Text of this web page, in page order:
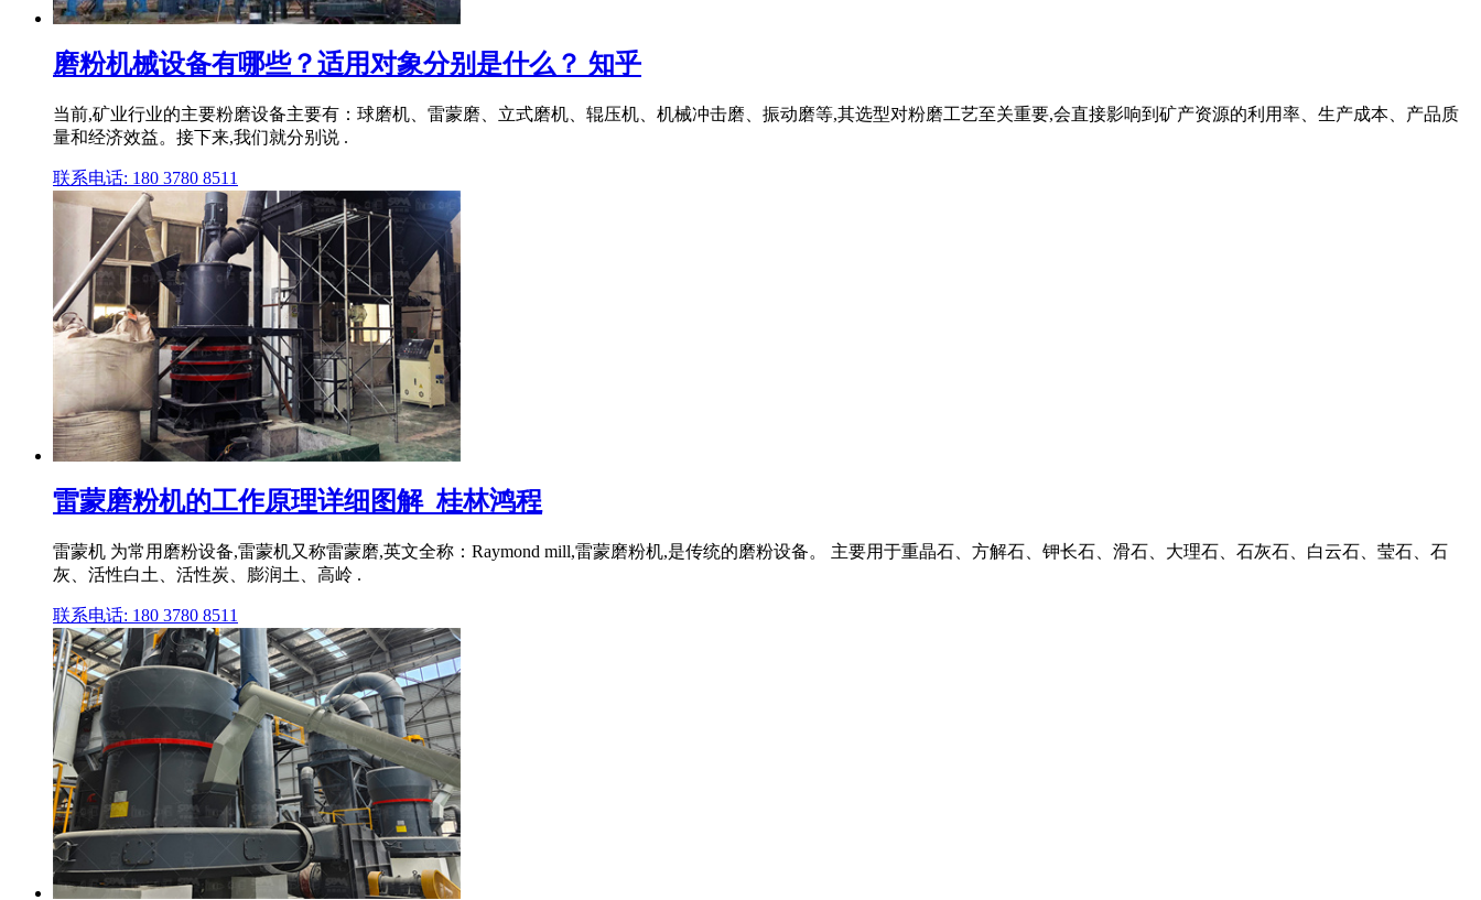
磨粉机械设备有哪些？适用对象分别是什么？ 知乎
当前,矿业行业的主要粉磨设备主要有：球磨机、雷蒙磨、立式磨机、辊压机、机械冲击磨、振动磨等,其选型对粉磨工艺至关重要,会直接影响到矿产资源的利用率、生产成本、产品质
量和经济效益。接下来,我们就分别说 .
联系电话: 180 3780 8511
雷蒙磨粉机的工作原理详细图解_桂林鸿程
雷蒙机 为常用磨粉设备,雷蒙机又称雷蒙磨,英文全称：Raymond mill,雷蒙磨粉机,是传统的磨粉设备。 主要用于重晶石、方解石、钾长石、滑石、大理石、石灰石、白云石、莹石、石
灰、活性白土、活性炭、膨润土、高岭 .
联系电话: 180 3780 8511